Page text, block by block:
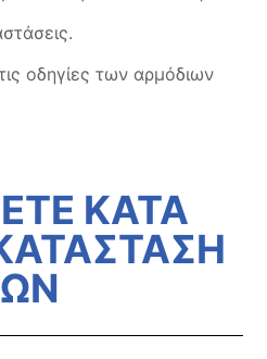
οδηγίες των αρμόδιων
ΚΑΤΑ